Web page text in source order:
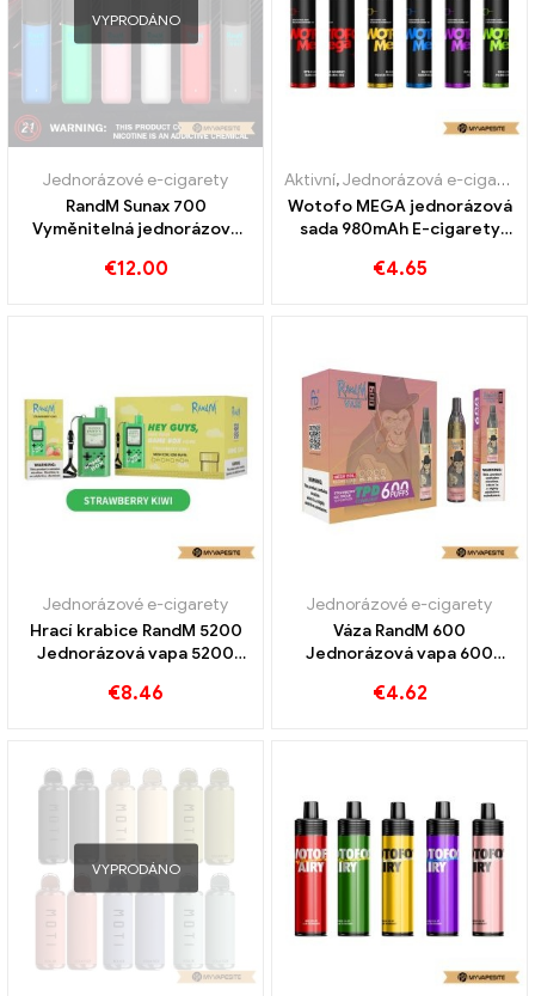
VYPRODÁNO
Jednorázové e-cigarety
RandM Sunax 700
Vyměnitelná jednorázová
€12.00
Aktivní,Jednorázová e-cigareta s nikotinem
Wotofo MEGA jednorázová
sada 980mAh E-cigarety
€4.65
Jednorázové e-cigarety
Hrací krabice RandM 5200
Jednorázová vapa 5200
€8.46
Jednorázové e-cigarety
Váza RandM 600
Jednorázová vapa 600
€4.62
VYPRODÁNO